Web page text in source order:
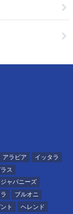
アラビア
イッタラ
ス
ジャパニーズ
ブルオニ
ト
ヘレンド